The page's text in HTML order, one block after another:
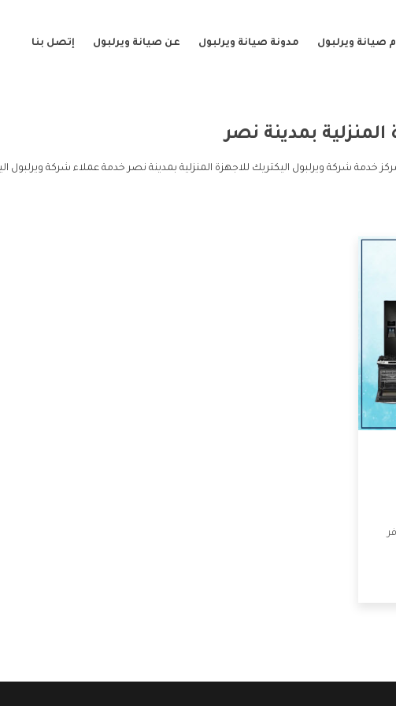
صيانة ويرلبول مدونة صيانة ويرلبول عن صيانة ويرلبول إتصل بنا
المنزلية بمدينة نصر
خدمة شركة ويرلبول اليكتريك للاجهزة المنزلية بمدينة نصر خدمة عملاء شركة